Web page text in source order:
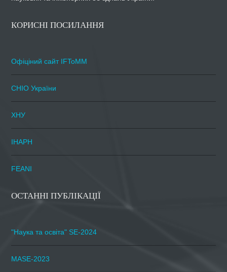
КОРИСНІ ПОСИЛАННЯ
Офіціний сайт IFToMM
СНІО України
ХНУ
ІНАРН
FEANI
ОСТАННІ ПУБЛІКАЦІЇ
"Наука та освіта" SE-2024
MASE-2023